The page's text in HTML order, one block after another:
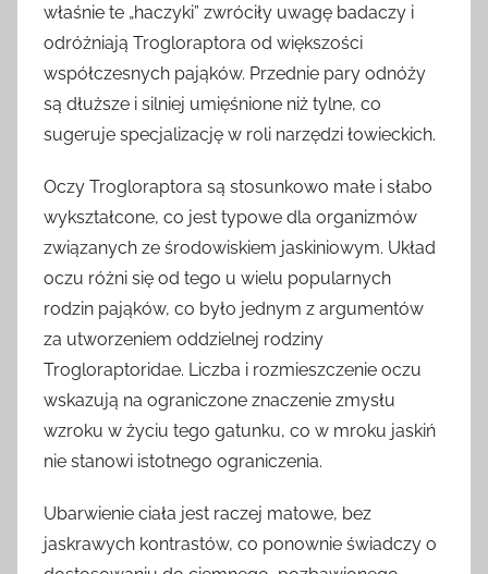
właśnie te „haczyki” zwróciły uwagę badaczy i
odróżniają Trogloraptora od większości
współczesnych pająków. Przednie pary odnóży
są dłuższe i silniej umięśnione niż tylne, co
sugeruje specjalizację w roli narzędzi łowieckich.
Oczy Trogloraptora są stosunkowo małe i słabo
wykształcone, co jest typowe dla organizmów
związanych ze środowiskiem jaskiniowym. Układ
oczu różni się od tego u wielu popularnych
rodzin pająków, co było jednym z argumentów
za utworzeniem oddzielnej rodziny
Trogloraptoridae. Liczba i rozmieszczenie oczu
wskazują na ograniczone znaczenie zmysłu
wzroku w życiu tego gatunku, co w mroku jaskiń
nie stanowi istotnego ograniczenia.
Ubarwienie ciała jest raczej matowe, bez
jaskrawych kontrastów, co ponownie świadczy o